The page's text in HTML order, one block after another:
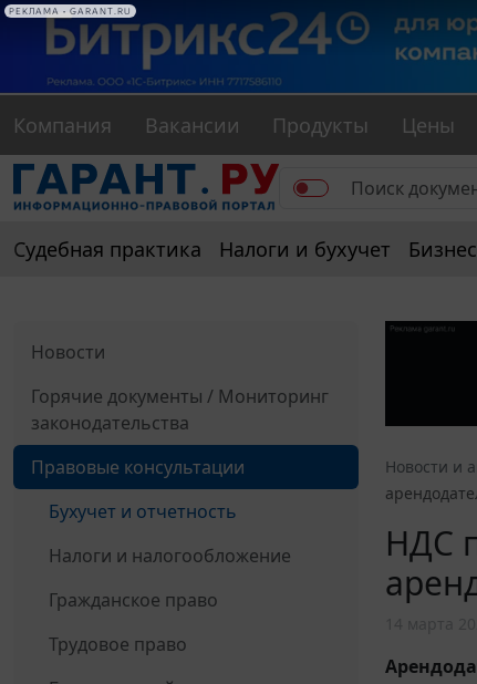
Компания Вакансии Продукты Цены
Судебная практика Налоги и бухучет Бизнес
Новости
Горячие документы / Мониторинг
законодательства
Правовые консультации
Бухучет и отчетность
Налоги и налогообложение
Гражданское право
Трудовое право
Новости и
НДС
РЕКЛАМА • GARANT.RU